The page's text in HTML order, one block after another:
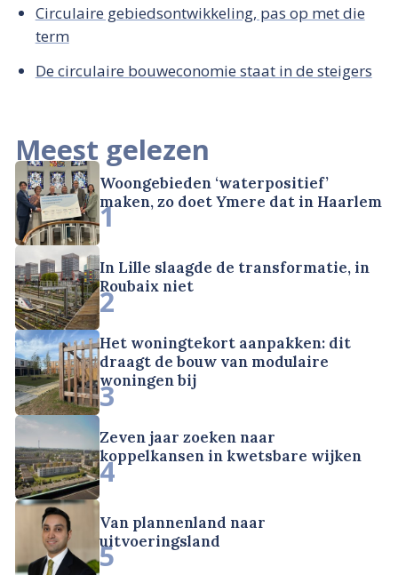
Circulaire gebiedsontwikkeling, pas op met die
term
De circulaire bouweconomie staat in de steigers
Meest gelezen
Woongebieden ‘waterpositief’
maken, zo doet Ymere dat in Haarlem
1
In Lille slaagde de transformatie, in
Roubaix niet
2
Het woningtekort aanpakken: dit
draagt de bouw van modulaire
woningen bij
3
Zeven jaar zoeken naar
koppelkansen in kwetsbare wijken
4
Van plannenland naar
uitvoeringsland
5